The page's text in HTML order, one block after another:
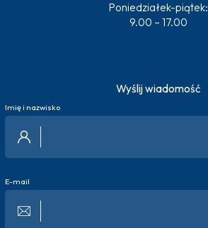
Poniedziałek-piątek:
9.00 – 17.00
Wyślij wiadomość
Imię i nazwisko
E-mail